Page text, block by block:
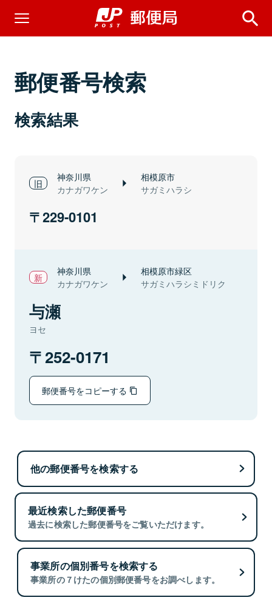
郵便番号検索
検索結果
神奈川県
カナガワケン
相模原市
サガミハラシ
229-0101
神奈川県
カナガワケン
相模原市緑区
サガミハラシミドリク
与瀬
ヨセ
252-0171
郵便番号をコピーする
他の郵便番号を検索する
最近検索した郵便番号
過去に検索した郵便番号をご覧いただけます。
事業所の個別番号を検索する
事業所の７けたの個別郵便番号をお調べします。